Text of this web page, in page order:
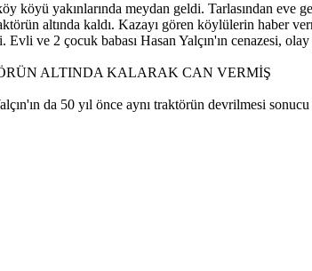
köyü yakınlarında meydan geldi. Tarlasından
altında kaldı. Kazayı gören köylülerin haber
Evli ve 2 çocuk babası Hasan Yalçın'ın cenazesi,
ALTINDA KALARAK CAN VERMİŞ
da 50 yıl önce aynı traktörün devrilmesi